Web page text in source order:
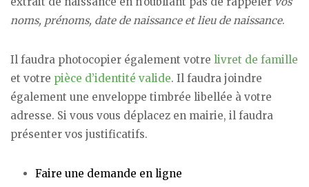
noms, prénoms, date de naissance et lieu de naissance.
Il faudra photocopier également votre livret de famille
et votre pièce d’identité valide. Il faudra joindre
également une enveloppe timbrée libellée à votre
adresse. Si vous vous déplacez en mairie, il faudra
présenter vos justificatifs.
Faire une demande en ligne